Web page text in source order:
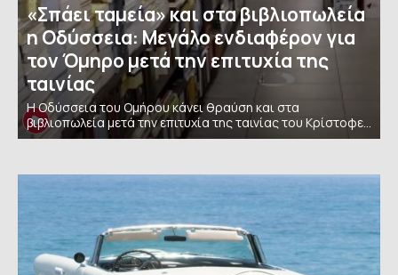
«Σπάει ταμεία» και στα βιβλιοπωλεία
η Οδύσσεια: Μεγάλο ενδιαφέρον για
τον Όμηρο μετά την επιτυχία της
ταινίας
Η Οδύσσεια του Ομήρου κάνει θραύση και στα
βιβλιοπωλεία μετά την επιτυχία της ταινίας του Κρίστοφερ
Νόλαν. Πολλοί είναι αυτοί που θέλουν να διαβάσουν και τα